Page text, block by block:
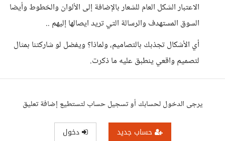
الاعتبار الشكل العام للشعار بالإضافة إلى الألوان والخطوط وأيضا
السوق المستهدف والرسالة التي تريد ايصالها إليهم ..
أي الأشكال تجذبك بالتصاميم، ولماذا؟ ويفضل لو شاركتنا بمثال
لتصميم واقعي ينطبق عليه ما ذكرت.
يرجى الدخول لحسابك أو تسجيل حساب لتستطيع إضافة تعليق
حساب جديد دخول